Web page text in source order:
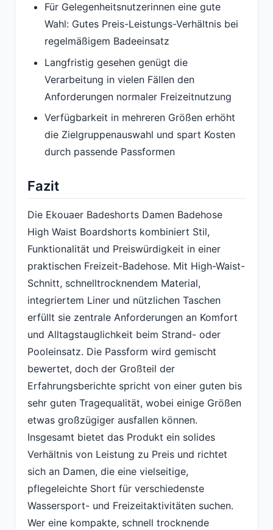
Für Gelegenheitsnutzerinnen eine gute
Wahl: Gutes Preis-Leistungs-Verhältnis bei
regelmäßigem Badeeinsatz
Langfristig gesehen genügt die
Verarbeitung in vielen Fällen den
Anforderungen normaler Freizeitnutzung
Verfügbarkeit in mehreren Größen erhöht
die Zielgruppenauswahl und spart Kosten
durch passende Passformen
Fazit
Die Ekouaer Badeshorts Damen Badehose
High Waist Boardshorts kombiniert Stil,
Funktionalität und Preiswürdigkeit in einer
praktischen Freizeit-Badehose. Mit High-Waist-
Schnitt, schnelltrocknendem Material,
integriertem Liner und nützlichen Taschen
erfüllt sie zentrale Anforderungen an Komfort
und Alltagstauglichkeit beim Strand- oder
Pooleinsatz. Die Passform wird gemischt
bewertet, doch der Großteil der
Erfahrungsberichte spricht von einer guten bis
sehr guten Tragequalität, wobei einige Größen
etwas großzügiger ausfallen können.
Insgesamt bietet das Produkt ein solides
Verhältnis von Leistung zu Preis und richtet
sich an Damen, die eine vielseitige,
pflegeleichte Short für verschiedenste
Wassersport- und Freizeitaktivitäten suchen.
Wer eine kompakte, schnell trocknende